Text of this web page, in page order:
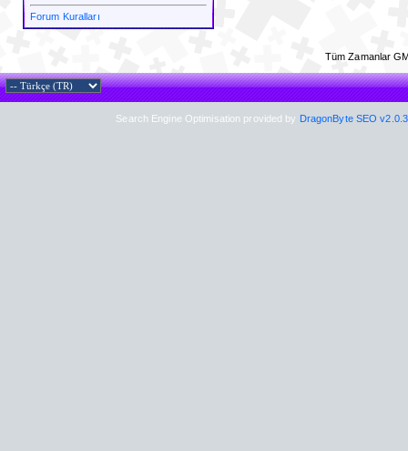
Forum Kuralları
Tüm Zamanlar
Search Engine Optimisation provided by DragonByte SEO